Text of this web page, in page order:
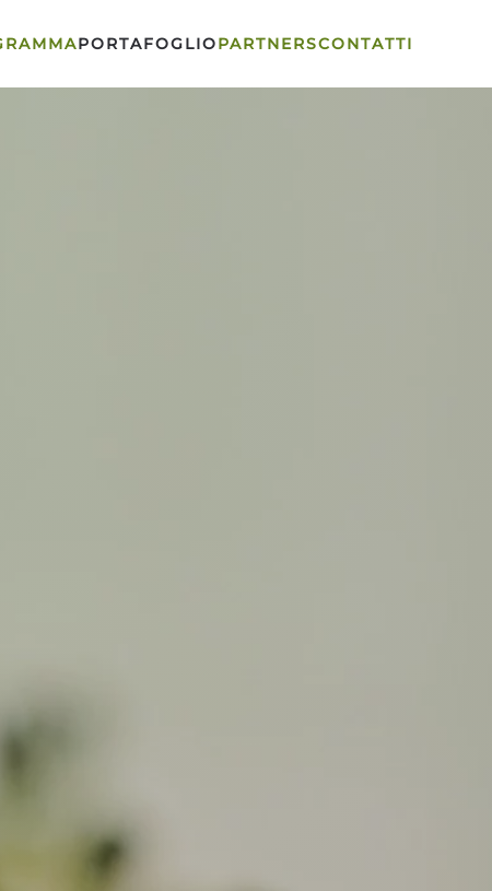
PORTAFOGLIOPARTNERSCONTATTI